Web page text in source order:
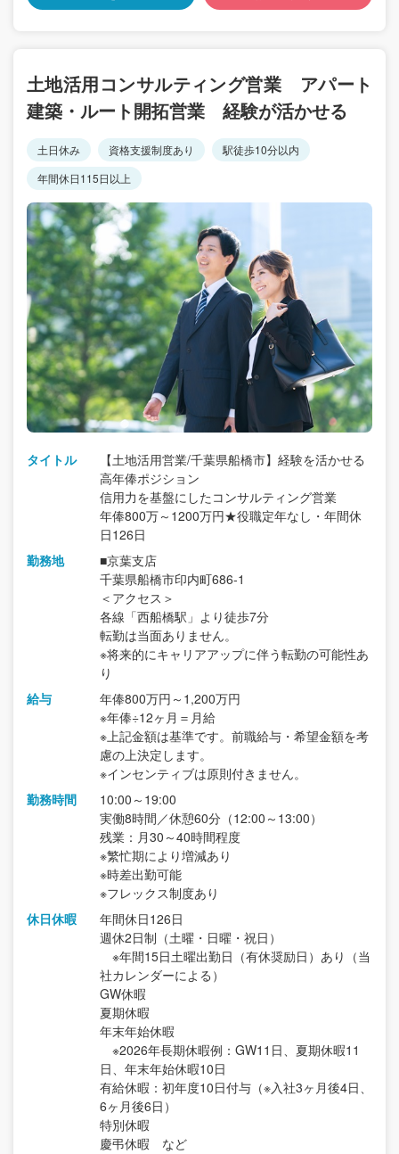
土地活用コンサルティング営業 アパート
建築・ルート開拓営業 経験が活かせる
土日休み 資格支援制度あり
駅徒歩10分以内
年間休日115日以上
タイトル
【土地活用営業/千葉県船橋市】経験を活かせる
高年俸ポジション
信用力を基盤にしたコンサルティング営業
年俸800万～1200万円★役職定年なし・年間休
日126日
勤務地
■京葉支店
千葉県船橋市印内町686-1
＜アクセス＞
各線「西船橋駅」より徒歩7分
転勤は当面ありません。
※将来的にキャリアアップに伴う転勤の可能性あ
り
給与
年俸800万円～1,200万円
※年俸÷12ヶ月＝月給
※上記金額は基準です。前職給与・希望金額を考
慮の上決定します。
※インセンティブは原則付きません。
勤務時間
10:00～19:00
実働8時間／休憩60分（12:00～13:00）
残業：月30～40時間程度
※繁忙期により増減あり
※時差出勤可能
※フレックス制度あり
休日休暇
年間休日126日
週休2日制（土曜・日曜・祝日）
※年間15日土曜出勤日（有休奨励日）あり（当
社カレンダーによる）
GW休暇
夏期休暇
年末年始休暇
※2026年長期休暇例：GW11日、夏期休暇11
日、年末年始休暇10日
有給休暇：初年度10日付与（※入社3ヶ月後4日、
6ヶ月後6日）
特別休暇
慶弔休暇 など